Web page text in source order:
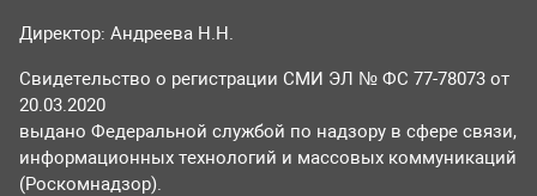
Директор: Андреева Н.Н.
Свидетельство о регистрации СМИ ЭЛ № ФС 77-78073 от
20.03.2020
выдано Федеральной службой по надзору в сфере связи,
информационных технологий и массовых коммуникаций
(Роскомнадзор).